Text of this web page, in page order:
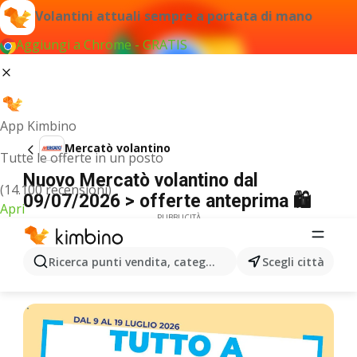
Volantini attuali sempre a portata di mano
Aggiungi a Chrome - GRATIS
App Kimbino
Tutte le offerte in un posto
(14.100 recensioni)
Apri
Ricerca punti vendita, categorie, prodotti...Scegli città
Mercatò volantino
Nuovo Mercatò volantino dal
09/07/2026 > offerte anteprima 🛍️
PUBBLICITÀ